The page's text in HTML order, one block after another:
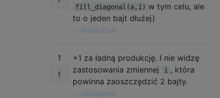
fill_diagonal(a,1) w tym celu, ale
to o jeden bajt dłużej)
Andras Deak
1
+1 za ładną produkcję. I nie widzę
zastosowania zmiennej
i , która
powinna zaoszczędzić 2 bajty.
officialaimm